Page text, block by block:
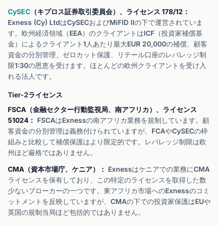
CySEC （キプロス証券取引委員会）、ライセンス 178/12：
Exness (Cy) LtdはCySECおよびMiFID IIの下で運営されていま
す。欧州経済領域（EEA）のクライアントはICF（投資家補償基
金）によるクライアント1人あたり最大EUR 20,000の補償、顧客
資金の分別管理、ゼロカット保護、リテール口座のレバレッジ制
限1:30の恩恵を受けます。ほとんどの欧州クライアントを受け入
れる法人です。
Tier-2ライセンス
FSCA（金融セクター行動監視局、南アフリカ）、ライセンス
51024： FSCAはExnessの南アフリカ業務を規制しています。顧
客資金の分別管理は義務付けられていますが、FCAやCySECの枠
組みと比較して補償保護はより限定的です。レバレッジ制限は欧
州ほど厳格ではありません。
CMA（資本市場庁、ケニア）： Exnessはケニアでの業務にCMA
ライセンスを保有しており、この特定のライセンスを取得した数
少ないブローカーの一つです。東アフリカ市場へのExnessのコミ
ットメントを反映していますが、CMAの下での投資家保護はEUや
英国の規制当局ほど包括的ではありません。